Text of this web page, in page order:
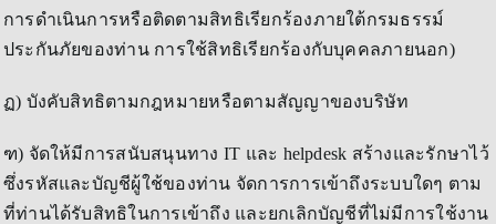
การดำเนินการหรือติดตามสิทธิเรียกร้องภายใต้กรมธรรม์
ประกันภัยของท่าน การใช้สิทธิเรียกร้องกับบุคคลภายนอก)
ฏ) บังคับสิทธิตามกฎหมายหรือตามสัญญาของบริษัท
ฑ) จัดให้มีการสนับสนุนทาง IT และ helpdesk สร้างและรักษาไว้
ซึ่งรหัสและบัญชีผู้ใช้ของท่าน จัดการการเข้าถึงระบบใดๆ ตาม
ที่ท่านได้รับสิทธิในการเข้าถึง และยกเลิกบัญชีที่ไม่มีการใช้งาน